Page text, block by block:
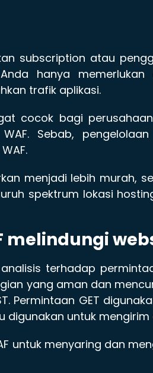
subscription atau
hanya
trafik aplikasi.
cocok bagi
Sebab,
menjadi lebih murah,
spektrum lokasi
melindungi
terhadap
yang aman dan
Permintaan GET
digunakan untuk
untuk menyaring dan